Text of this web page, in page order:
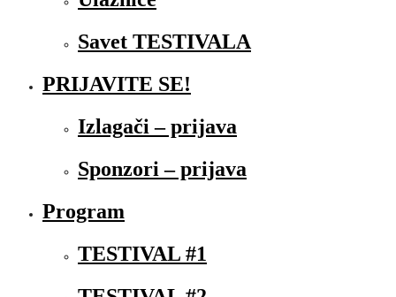
Savet TESTIVALA
PRIJAVITE SE!
Izlagači – prijava
Sponzori – prijava
Program
TESTIVAL #1